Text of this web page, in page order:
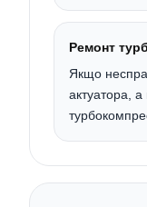
Ремонт
Якщо
актуатора, а